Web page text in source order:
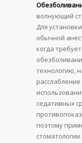
волнующий
Для
обычной
когда
технологию,
седативных
поэтому